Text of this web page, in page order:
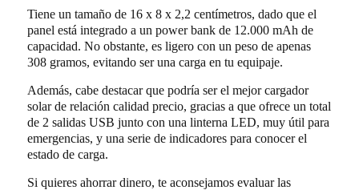
Tiene un tamaño de 16 x 8 x 2,2 centímetros, dado que el
panel está integrado a un power bank de 12.000 mAh de
capacidad. No obstante, es ligero con un peso de apenas
308 gramos, evitando ser una carga en tu equipaje.
Además, cabe destacar que podría ser el mejor cargador
solar de relación calidad precio, gracias a que ofrece un total
de 2 salidas USB junto con una linterna LED, muy útil para
emergencias, y una serie de indicadores para conocer el
estado de carga.
Si quieres ahorrar dinero, te aconsejamos evaluar las